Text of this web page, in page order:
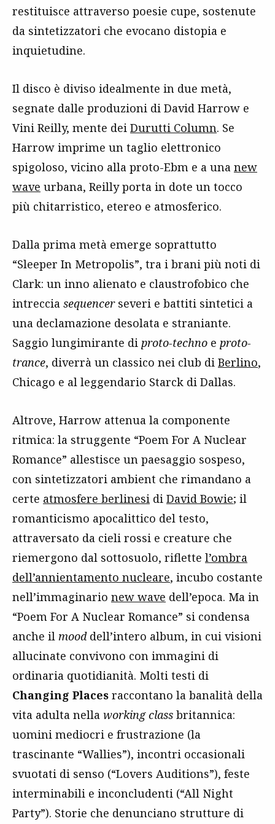
restituisce attraverso poesie cupe, sostenute
da sintetizzatori che evocano distopia e
inquietudine.
Il disco è diviso idealmente in due metà,
segnate dalle produzioni di David Harrow e
Vini Reilly, mente dei Durutti Column. Se
Harrow imprime un taglio elettronico
spigoloso, vicino alla proto-Ebm e a una new
wave urbana, Reilly porta in dote un tocco
più chitarristico, etereo e atmosferico.
Dalla prima metà emerge soprattutto
“Sleeper In Metropolis”, tra i brani più noti di
Clark: un inno alienato e claustrofobico che
intreccia sequencerseveri e battiti sintetici a
una declamazione desolata e straniante.
Saggio lungimirante di proto-techno e proto-
trance, diverrà un classico nei club di Berlino,
Chicago e al leggendario Starck di Dallas.
Altrove, Harrow attenua la componente
ritmica: la struggente “Poem For A Nuclear
Romance” allestisce un paesaggio sospeso,
con sintetizzatori ambient che rimandano a
certe atmosfere berlinesi di David Bowie; il
romanticismo apocalittico del testo,
attraversato da cieli rossi e creature che
riemergono dal sottosuolo, riflette l’ombra
dell’annientamento nucleare, incubo costante
nell’immaginario new wave dell’epoca. Ma in
“Poem For A Nuclear Romance” si condensa
anche il mooddell’intero album, in cui visioni
allucinate convivono con immagini di
ordinaria quotidianità. Molti testi di
Changing Places raccontano la banalità della
vita adulta nella working class britannica:
uomini mediocri e frustrazione (la
trascinante “Wallies”), incontri occasionali
svuotati di senso (“Lovers Auditions”), feste
interminabili e inconcludenti (“All Night
Party”). Storie che denunciano strutture di